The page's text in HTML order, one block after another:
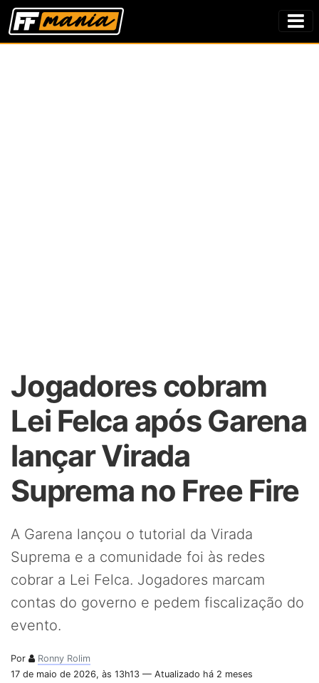
Jogadores cobram
Lei Felca após Garena
lançar Virada
Suprema no Free Fire
A Garena lançou o tutorial da Virada
Suprema e a comunidade foi às redes
cobrar a Lei Felca. Jogadores marcam
contas do governo e pedem fiscalização do
evento.
Por
Ronny Rolim
17 de maio de 2026, às 13h13 — Atualizado há 2 meses